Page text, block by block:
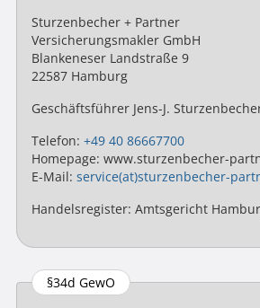
Sturzenbecher + Partner
Versicherungsmakler GmbH
Blankeneser Landstraße 9
22587 Hamburg
Geschäftsführer Jens-J.
Telefon: +49 40 86667700
Homepage: www.sturzenbecher-
E-Mail: service(at)sturzenbecher-
Handelsregister: Amtsgericht
§34d GewO